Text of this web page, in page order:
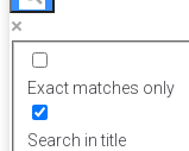
Exact matches only
Search in title